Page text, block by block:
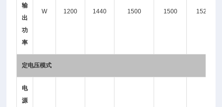
输
出
功
率
W 1200 1440 1500 1500 1520
定电压模式
电
源